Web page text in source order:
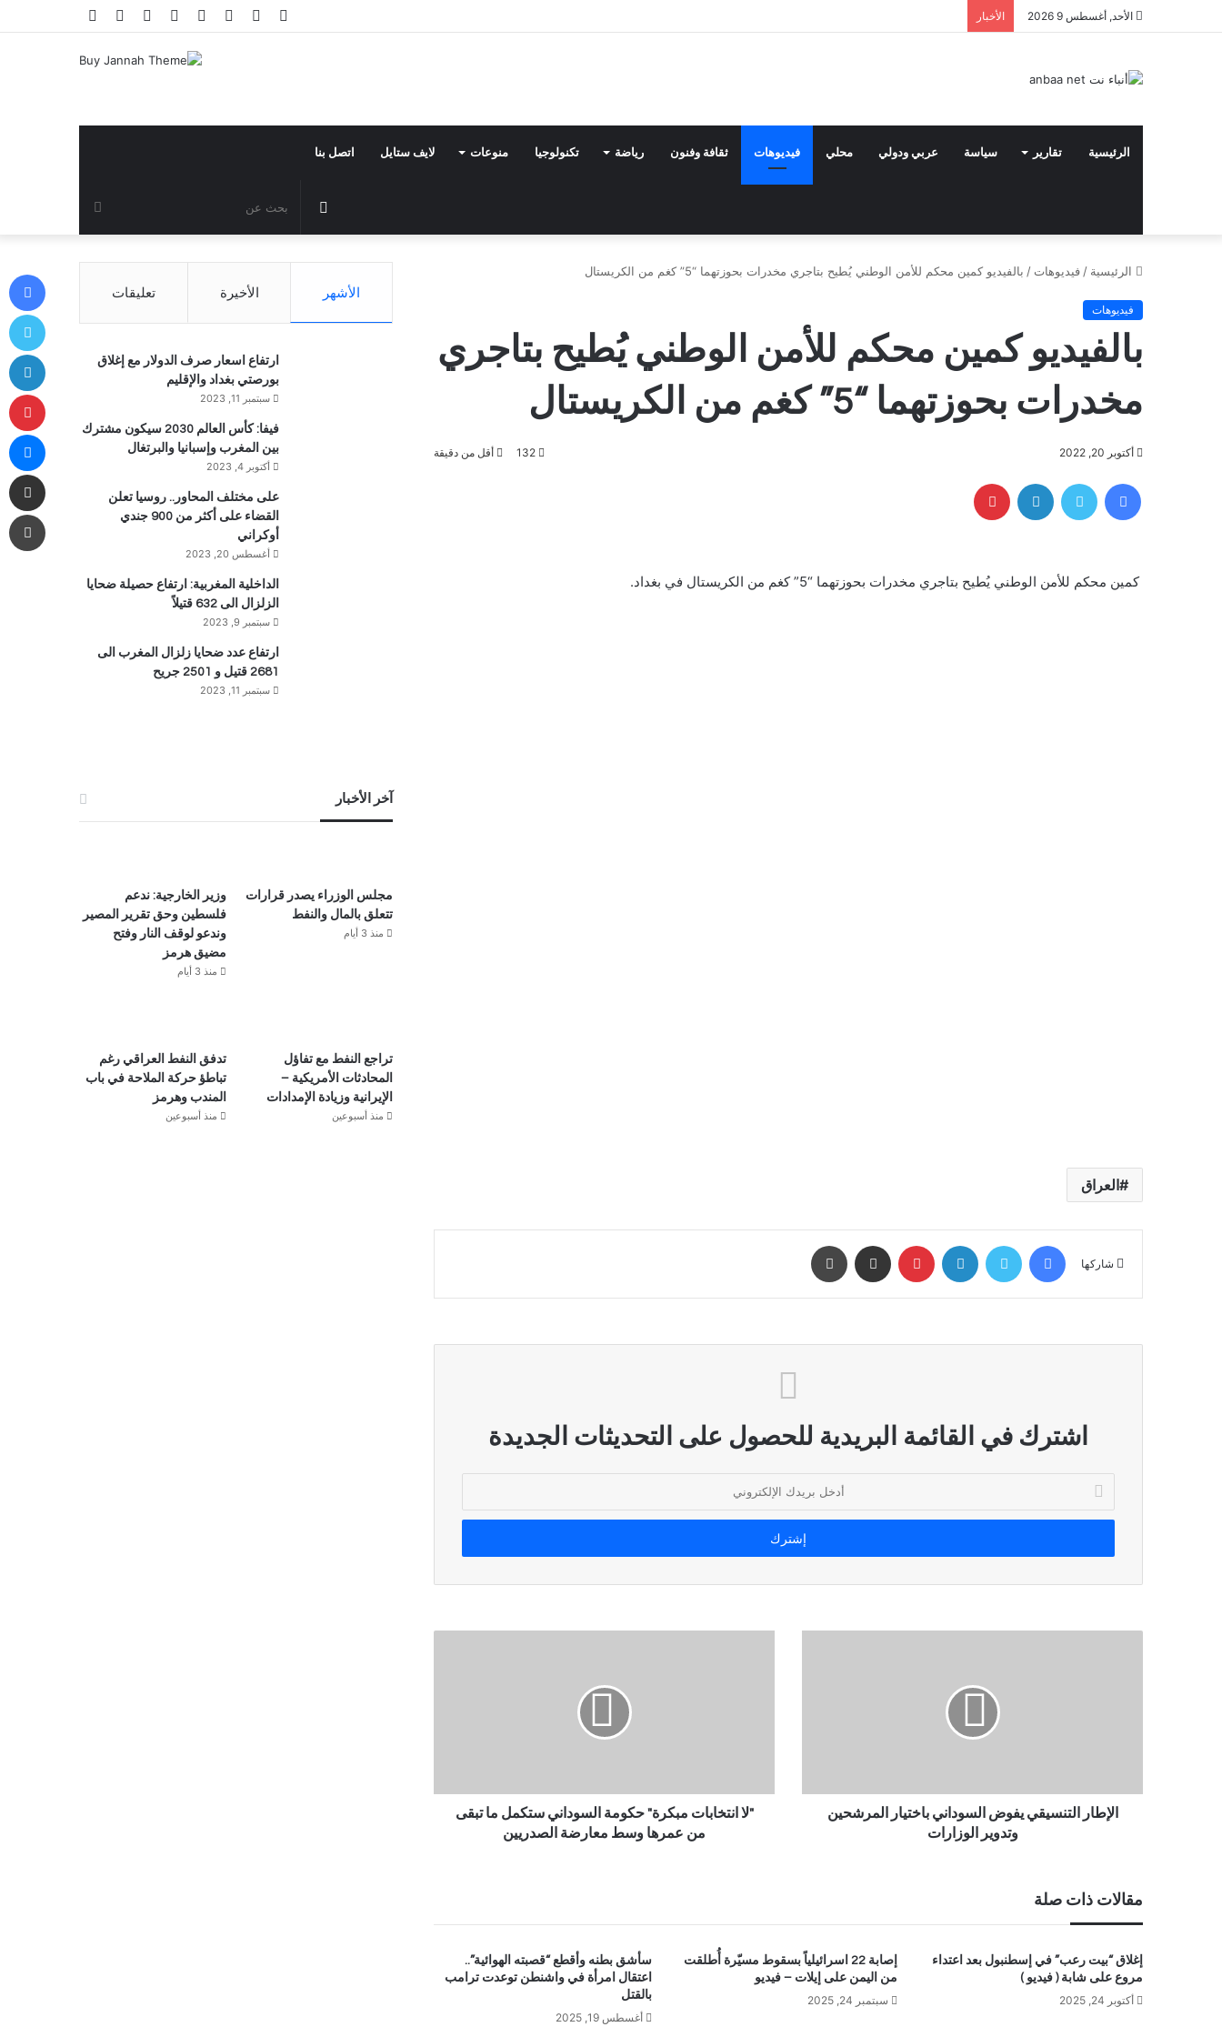
الأحد, أغسطس 9 2026 الأخبار
مقال تسجيل تيلقرام
انستقرام يوتيوب تويترفيسبوك
الرئيسية تقارير سياسة عربي ودولي محلي فيديوهات ثقافة وفنون رياضة تكنولوجيا منوعات لايف ستايل اتصل بنا
عن عشوائي
الرئيسية / فيديوهات / بالفيديو كمين محكم للأمن الوطني يُطيح بتاجري مخدرات بحوزتهما “5” كغم من الكريستال
فيديوهات
بالفيديو كمين محكم للأمن الوطني يُطيح بتاجري
مخدرات بحوزتهما “5” كغم من الكريستال
أكتوبر 20, 2022 132 أقل من دقيقة
فيسبوك تويتر لينكدإن
كمين محكم للأمن الوطني يُطيح بتاجري مخدرات بحوزتهما “5” كغم من الكريستال في بغداد.
العراق
شاركها
فيسبوك تويتر لينكدإن بينتيريست مشاركة عبر البريد
اشترك في القائمة البريدية للحصول على التحديثات الجديدة
بريدك
الإلكتروني
الإطار التنسيقي يفوض السوداني باختيار المرشحين
وتدوير الوزارات
"لا انتخابات مبكرة" حكومة السوداني ستكمل ما تبقى
من عمرها وسط معارضة الصدريين
مقالات ذات صلة
إغلاق “بيت رعب” في إسطنبول بعد اعتداء
مروع على شابة ( فيديو )
أكتوبر 24, 2025
إصابة 22 اسرائيلياً بسقوط مسيّرة أُطلقت
من اليمن على إيلات – فيديو
سبتمبر 24, 2025
سأشق بطنه وأقطع “قصبته الهوائية”..
اعتقال امرأة في واشنطن توعدت ترامب
بالقتل
أغسطس 19, 2025
الأشهر الأخيرة تعليقات
ارتفاع اسعار صرف الدولار مع إغلاق
بورصتي بغداد والإقليم
سبتمبر 11, 2023
فيفا: كأس العالم 2030 سيكون مشترك
بين المغرب وإسبانيا والبرتغال
أكتوبر 4, 2023
على مختلف المحاور.. روسيا تعلن
القضاء على أكثر من 900 جندي
أوكراني
أغسطس 20, 2023
الداخلية المغربية: ارتفاع حصيلة ضحايا
الزلزال الى 632 قتيلاً
سبتمبر 9, 2023
ارتفاع عدد ضحايا زلزال المغرب الى
2681 قتيل و 2501 جريح
سبتمبر 11, 2023
آخر الأخبار
مجلس الوزراء يصدر قرارات
تتعلق بالمال والنفط
منذ 3 أيام
وزير الخارجية: ندعم
فلسطين وحق تقرير المصير
وندعو لوقف النار وفتح
مضيق هرمز
منذ 3 أيام
تراجع النفط مع تفاؤل
المحادثات الأمريكية –
الإيرانية وزيادة الإمدادات
منذ أسبوعين
تدفق النفط العراقي رغم
تباطؤ حركة الملاحة في باب
المندب وهرمز
منذ أسبوعين